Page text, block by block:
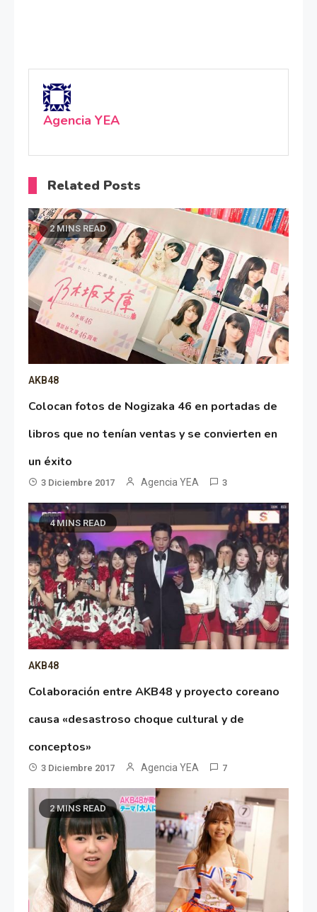
Agencia YEA
Related Posts
2 MINS READ
AKB48
Colocan fotos de Nogizaka 46 en portadas de
libros que no tenían ventas y se convierten en
un éxito
3 Diciembre 2017 Agencia YEA 3
4 MINS READ
AKB48
Colaboración entre AKB48 y proyecto coreano
causa «desastroso choque cultural y de
conceptos»
3 Diciembre 2017 Agencia YEA 7
2 MINS READ